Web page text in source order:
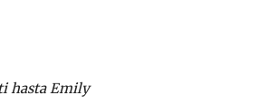
hasta Emily